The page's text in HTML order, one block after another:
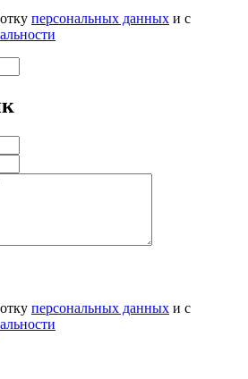
персональных данных и с
персональных данных и с